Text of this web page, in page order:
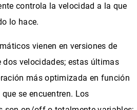
controla la velocidad a la que
lo hace.
vienen en versiones de
velocidades; estas últimas
más optimizada en función
se encuentren. Los